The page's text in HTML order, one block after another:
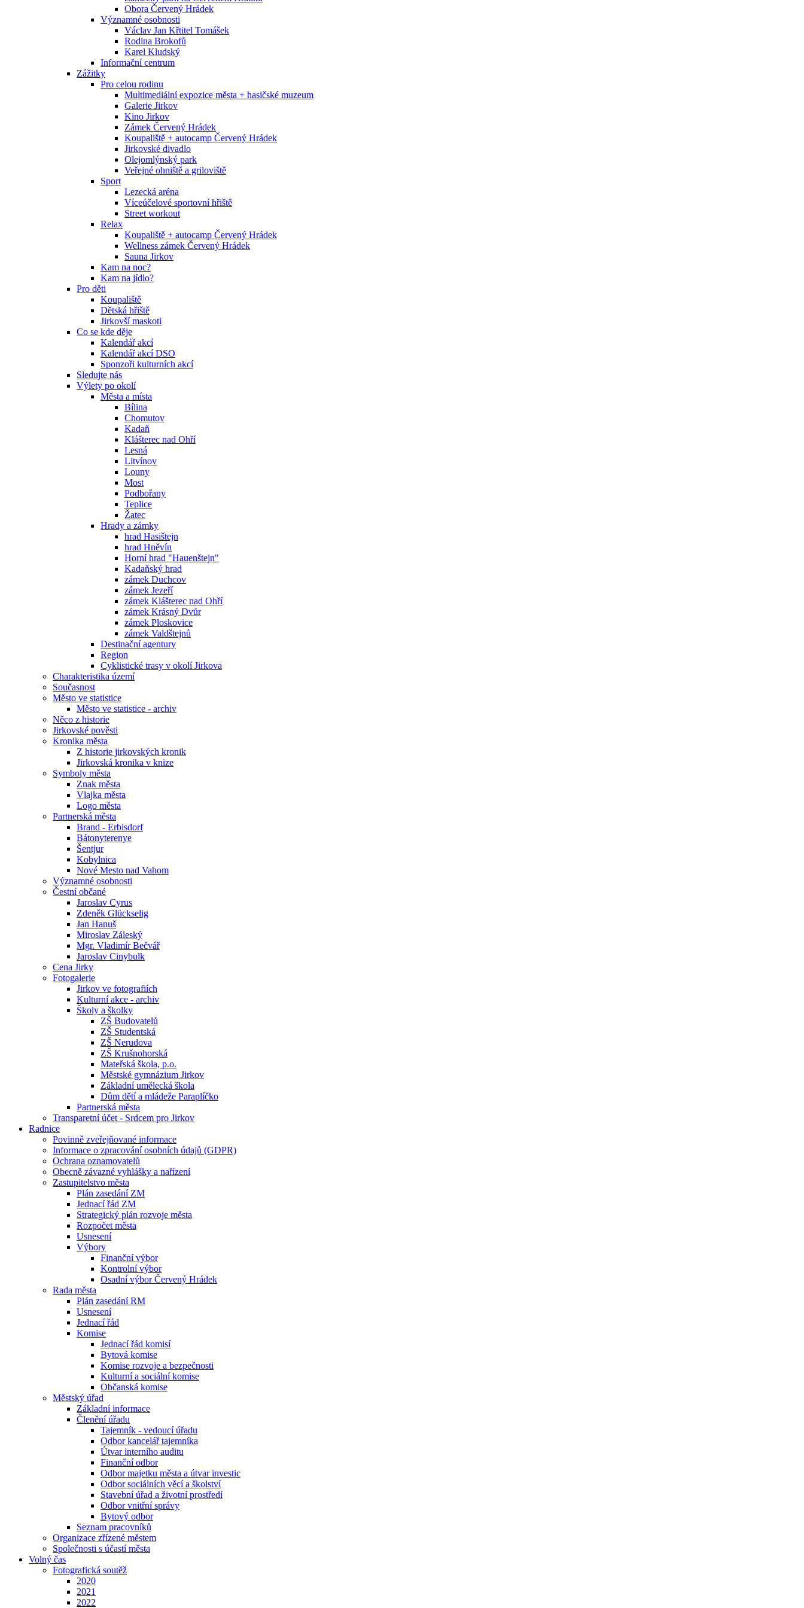
Obora Červený Hrádek
Významné osobnosti
Václav Jan Křtitel Tomášek
Rodina Brokofů
Karel Kludský
Informační centrum
Zážitky
Pro celou rodinu
Multimediální expozice města + hasičské muzeum
Galerie Jirkov
Kino Jirkov
Zámek Červený Hrádek
Koupaliště + autocamp Červený Hrádek
Jirkovské divadlo
Olejomlýnský park
Veřejné ohniště a griloviště
Sport
Lezecká aréna
Víceúčelové sportovní hřiště
Street workout
Relax
Koupaliště + autocamp Červený Hrádek
Wellness zámek Červený Hrádek
Sauna Jirkov
Kam na noc?
Kam na jídlo?
Pro děti
Koupaliště
Dětská hřiště
Jirkovší maskoti
Co se kde děje
Kalendář akcí
Kalendář akcí DSO
Sponzoři kulturních akcí
Sledujte nás
Výlety po okolí
Města a místa
Bílina
Chomutov
Kadaň
Klášterec nad Ohří
Lesná
Litvínov
Louny
Most
Podbořany
Teplice
Žatec
Hrady a zámky
hrad Hasištejn
hrad Hněvín
Horní hrad "Hauenštejn"
Kadaňský hrad
zámek Duchcov
zámek Jezeří
zámek Klášterec nad Ohří
zámek Krásný Dvůr
zámek Ploskovice
zámek Valdštejnů
Destinační agentury
Region
Cyklistické trasy v okolí Jirkova
Charakteristika území
Současnost
Město ve statistice
Město ve statistice - archiv
Něco z historie
Jirkovské pověsti
Kronika města
Z historie jirkovských kronik
Jirkovská kronika v knize
Symboly města
Znak města
Vlajka města
Logo města
Partnerská města
Brand - Erbisdorf
Bátonyterenye
Šentjur
Kobylnica
Nové Mesto nad Vahom
Významné osobnosti
Čestní občané
Jaroslav Cyrus
Zdeněk Glückselig
Jan Hanuš
Miroslav Záleský
Mgr. Vladimír Bečvář
Jaroslav Cinybulk
Cena Jirky
Fotogalerie
Jirkov ve fotografiích
Kulturní akce - archiv
Školy a školky
ZŠ Budovatelů
ZŠ Studentská
ZŠ Nerudova
ZŠ Krušnohorská
Mateřská škola, p.o.
Městské gymnázium Jirkov
Základní umělecká škola
Dům dětí a mládeže Paraplíčko
Partnerská města
Transparetní účet - Srdcem pro Jirkov
Radnice
Povinně zveřejňované informace
Informace o zpracování osobních údajů (GDPR)
Ochrana oznamovatelů
Obecně závazné vyhlášky a nařízení
Zastupitelstvo města
Plán zasedání ZM
Jednací řád ZM
Strategický plán rozvoje města
Rozpočet města
Usnesení
Výbory
Finanční výbor
Kontrolní výbor
Osadní výbor Červený Hrádek
Rada města
Plán zasedání RM
Usnesení
Jednací řád
Komise
Jednací řád komisí
Bytová komise
Komise rozvoje a bezpečnosti
Kulturní a sociální komise
Občanská komise
Městský úřad
Základní informace
Členění úřadu
Tajemník - vedoucí úřadu
Odbor kancelář tajemníka
Útvar interního auditu
Finanční odbor
Odbor majetku města a útvar investic
Odbor sociálních věcí a školství
Stavební úřad a životní prostředí
Odbor vnitřní správy
Bytový odbor
Seznam pracovníků
Organizace zřízené městem
Společnosti s účastí města
Volný čas
Fotografická soutěž
2020
2021
2022